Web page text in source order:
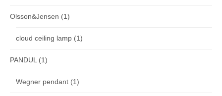
Olsson&Jensen (1)
cloud ceiling lamp (1)
PANDUL (1)
Wegner pendant (1)